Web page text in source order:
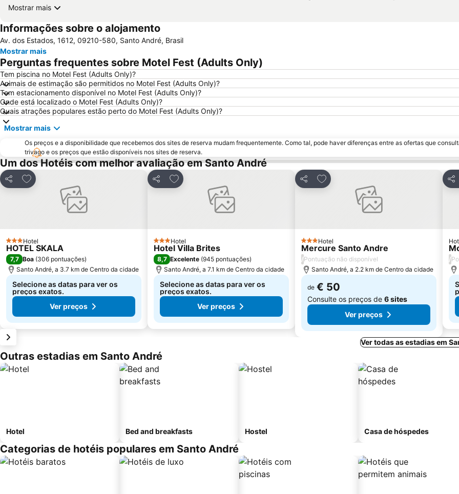
Mostrar mais
Informações sobre o alojamento
Av. dos Estados, 1612, 09210-580, Santo André, Brasil
Mostrar mais
Perguntas frequentes sobre Motel Fest (Adults Only)
Tem piscina no Motel Fest (Adults Only)?
Animais de estimação são permitidos no Motel Fest (Adults Only)?
Tem estacionamento disponível no Motel Fest (Adults Only)?
Onde está localizado o Motel Fest (Adults Only)?
Quais atrações populares estão perto do Motel Fest (Adults Only)?
Mostrar mais
Os preços e a disponibilidade que recebemos dos sites de reserva mudam frequentemente. Como tal, pode haver diferenças entre as ofertas que
trivago e os preços que estão disponíveis nos sites de reserva.
Um dos Hotéis com melhor avaliação em Santo André
Partilhar
Adicionar aos favoritos
3 Estrelas
Hotel
HOTEL SKALA
7,7 Boa (306 pontuações)
Santo André, a 3.7 km de Centro da cidade
Selecione as datas para ver os
preços exatos.
Ver preços
Partilhar
Adicionar aos favoritos
3 Estrelas
Hotel
Hotel Villa Brites
8,7 Excelente (945 pontuações)
Santo André, a 7.1 km de Centro da cidade
Selecione as datas para ver os
preços exatos.
Ver preços
Partilhar
Adicionar aos favoritos
3 Estrelas
Hotel
Mercure Santo Andre
/Pontuação não disponível
Santo André, a 2.2 km de Centro da cidade
de € 50
Consulte os preços de 6 sites
Ver preços
/
Ver todas as estadias em
Outras estadias em Santo André
Hotel Bed and breakfasts Hostel Casa de hóspedes
Categorias de hotéis populares em Santo André